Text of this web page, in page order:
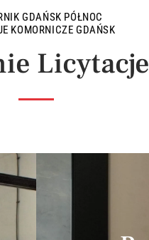
GDAŃSK PÓŁNOC
KOMORNICZE GDAŃSK
Licytacje